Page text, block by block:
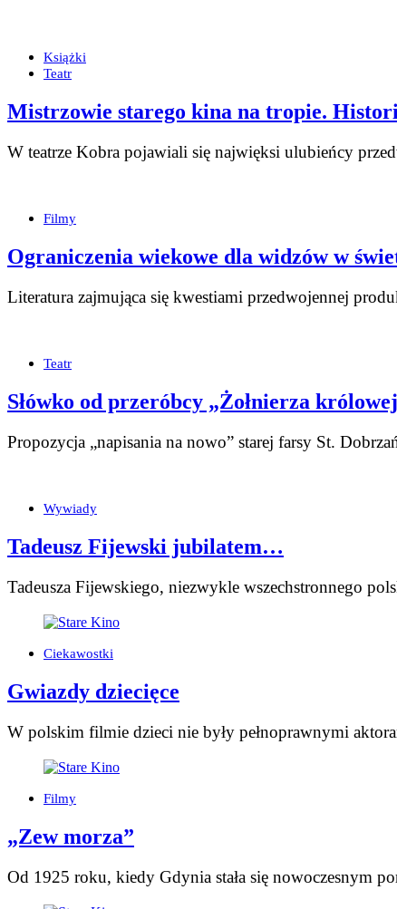
Książki
Teatr
Mistrzowie starego kina na tropie.
W teatrze Kobra pojawiali się najwięksi ulubieńcy
Filmy
Ograniczenia wiekowe dla widzów w
Literatura zajmująca się kwestiami przedwojennej
Teatr
Słówko od przeróbcy „Żołnierza
Propozycja „napisania na nowo” starej farsy St.
Wywiady
Tadeusz Fijewski jubilatem…
Tadeusza Fijewskiego, niezwykle wszechstronnego
Ciekawostki
Gwiazdy dziecięce
W polskim filmie dzieci nie były pełnoprawnymi
Filmy
„Zew morza”
Od 1925 roku, kiedy Gdynia stała się nowoczesnym